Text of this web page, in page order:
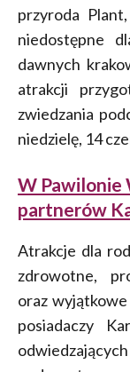
przyroda
niedostępne
dawnych
atrakcji
zwiedzania
niedzielę, 14
W Pawilonie
partnerów
Atrakcje dla
zdrowotne,
oraz
posiadaczy